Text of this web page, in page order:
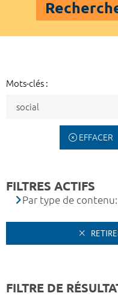
Mots-clés :
EFFACER
FILTRES ACTIFS
Par type de
FILTRE DE